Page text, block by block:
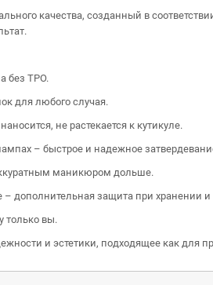
качества, созданный в
без TPO.
для любого случая.
не растекается к кутикуле.
– быстрое и надежное
маникюром дольше.
– дополнительная защита при хранении и
только вы.
и эстетики, подходящее как для